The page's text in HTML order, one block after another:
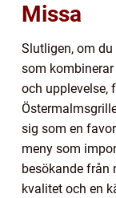
Missa
Slutligen, om
som
och upplevelse,
sig som en
meny som
besökande från
kvalitet och en